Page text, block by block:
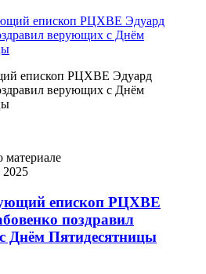
епископ РЦХВЕ Эдуард
верующих с Днём
епископ РЦХВЕ
поздравил
Днём Пятидесятницы